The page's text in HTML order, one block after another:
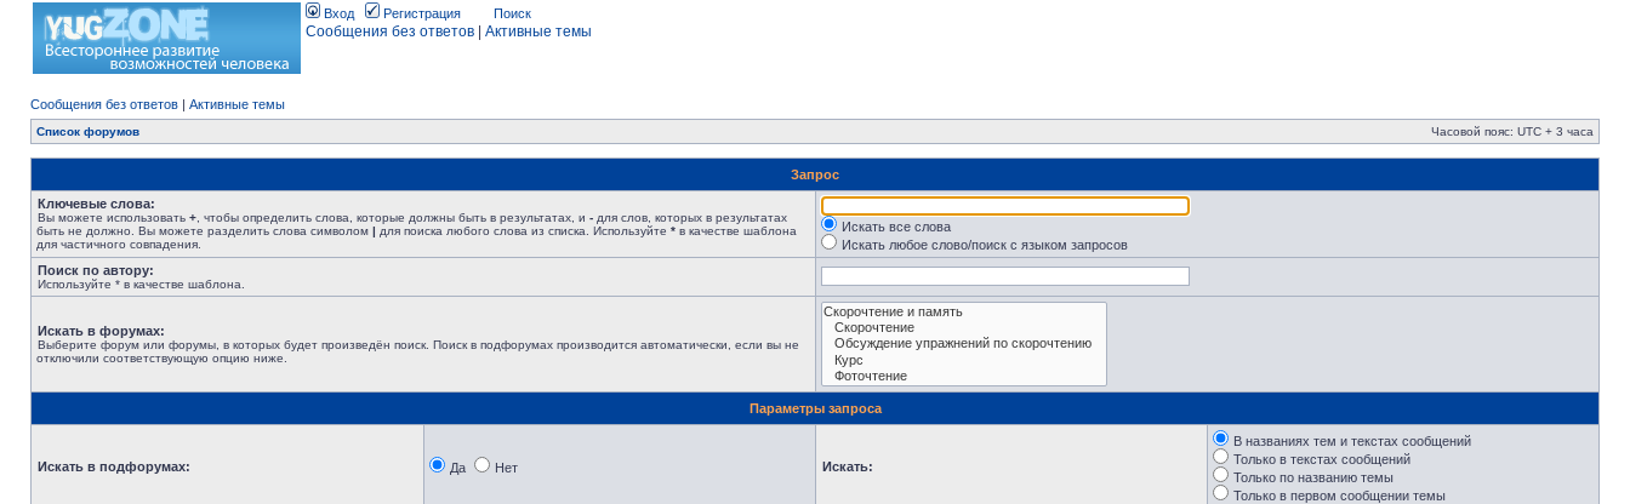
Вход Регистрация Поиск
Сообщения без ответов Активные темы
Сообщения без ответов | Активные темы
Список форумов Часовой пояс: UTC + 3 часа
Запрос
Ключевые слова:
Вы можете использовать + , чтобы определить слова, которые должны быть в результатах, и - для слов, которых в результатах
быть не должно. Вы можете разделить слова символом | для поиска любого слова из списка. Используйте * в качестве шаблона
для частичного совпадения.
Искать все слова
Искать любое слово/поиск с языком запросов
Поиск по автору:
Используйте * в качестве шаблона.
Искать в форумах:
Выберите форум или форумы, в которых будет произведён поиск. Поиск в подфорумах производится автоматически, если вы не
отключили соответствующую опцию ниже.
Параметры запроса
Искать в подфорумах: Да Нет Искать:
В названиях тем и текстах сообщений
Только в текстах сообщений
Только по названию темы
Только в первом сообщении темы